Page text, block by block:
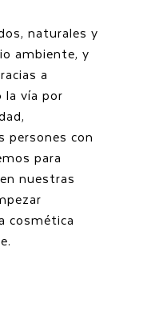
naturales y
ambiente, y
a
la vía por
persones con
para
nuestras
cosmética